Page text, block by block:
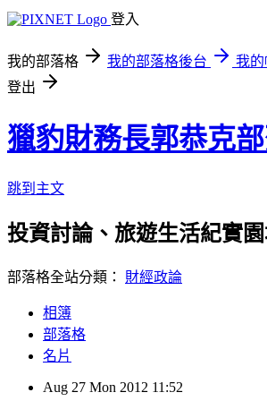
登入
我的部落格 我的部落格後台
我
登出
獵豹財務長郭恭克
跳到主文
投資討論、旅遊生活紀實
部落格全站分類： 財經政論
相簿
部落格
名片
Aug 27 Mon 2012 11:52